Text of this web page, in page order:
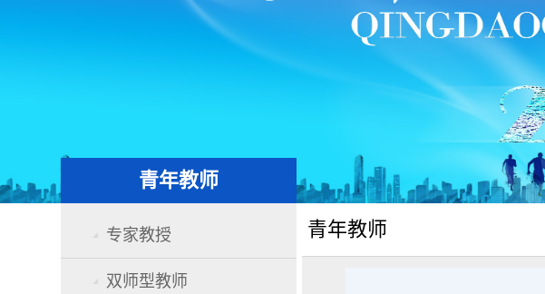
青年教师
专家教授
双师型教师
青年教师